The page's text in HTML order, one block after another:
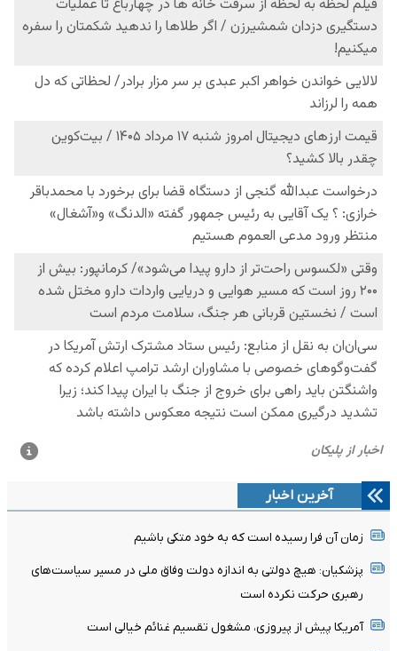
آخرین اخبار
زمان آن فرا رسیده است که به خود متکی باشیم
پزشکیان: هیچ دولتی به اندازه دولت وفاق ملی در مسیر سیاست‌های
رهبری حرکت نکرده است
آمریکا پیش از پیروزی، مشغول تقسیم غنائم خیالی است